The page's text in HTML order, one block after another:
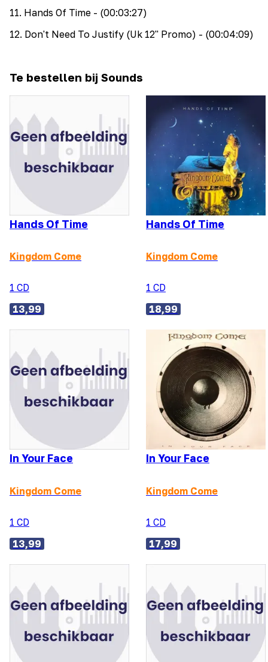
11. Hands Of Time - (00:03:27)
12. Don't Need To Justify (Uk 12" Promo) - (00:04:09)
Te bestellen bij Sounds
Hands Of Time
Kingdom Come
1 CD
13,99
Hands Of Time
Kingdom Come
1 CD
18,99
In Your Face
Kingdom Come
1 CD
13,99
In Your Face
Kingdom Come
1 CD
17,99